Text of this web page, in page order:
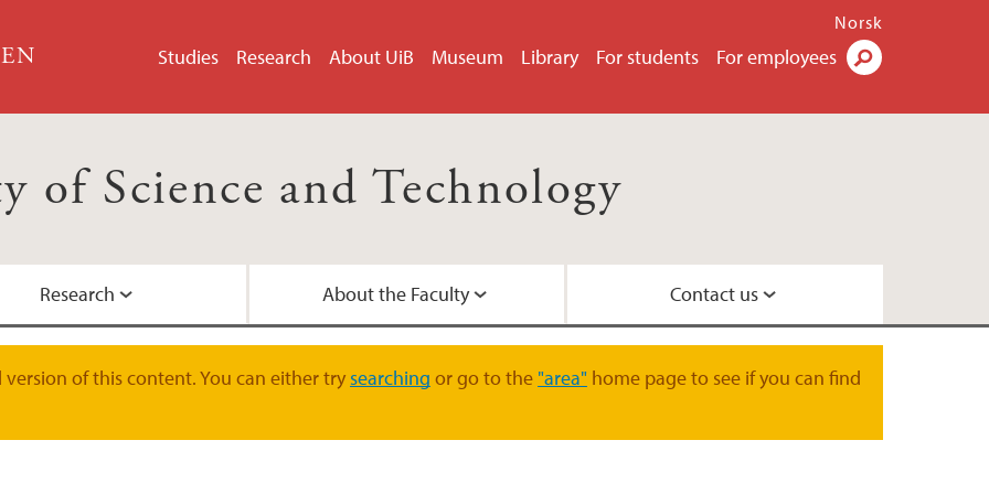
Studies Research About UiB Museum Library For students For employees
Norsk
of Science and Technology
Research About the Faculty Contact us
of this content. You can either trysearching or go to the "area" home page to see if you can find